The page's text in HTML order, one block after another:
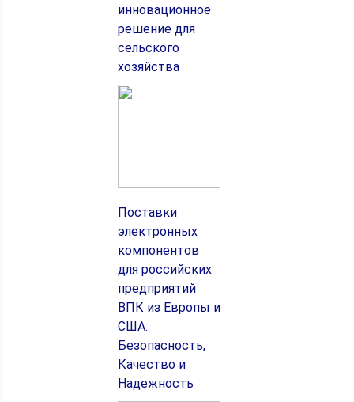
инновационное
решение для
сельского
хозяйства
Поставки
электронных
компонентов
для российских
предприятий
ВПК из Европы и
США:
Безопасность,
Качество и
Надежность